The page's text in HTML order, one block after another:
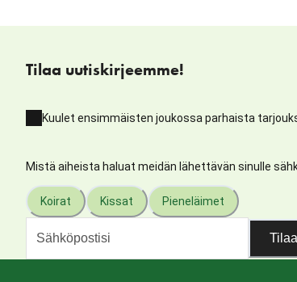
Tilaa uutiskirjeemme!
Kuulet ensimmäisten joukossa parhaista
Mistä aiheista haluat meidän lähettävän sinulle
Koirat Kissat Pieneläimet